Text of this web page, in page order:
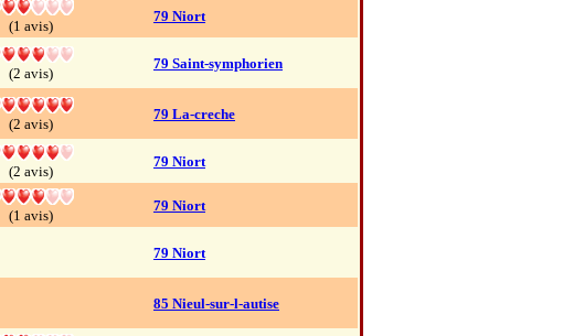
(1 avis)
79 Niort
(2 avis)
79 Saint-symphorien
(2 avis)
79 La-creche
(2 avis)
79 Niort
(1 avis)
79 Niort
79 Niort
85 Nieul-sur-l-autise